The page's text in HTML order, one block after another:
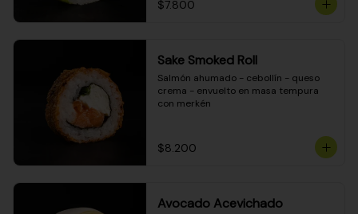
$7.800
Sake Smoked Roll
Salmón ahumado - cebollín - queso
crema - envuelto en masa tempura
con merkén
$8.200
Avocado Acevichado